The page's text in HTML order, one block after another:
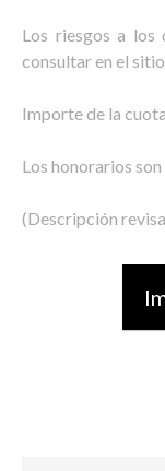
Los riesgos a los
consultar en el
Importe de la
Los honorarios
(Descripción